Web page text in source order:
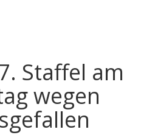
Staffel am
wegen